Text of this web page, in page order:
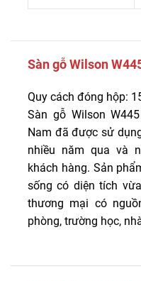
Sàn gỗ Wilson
Quy cách đóng hộp:
Sàn gỗ Wilson
Nam đã được sử
nhiều năm qua và
khách hàng. Sản
sống có diện tích
thương mại có
phòng, trường học,